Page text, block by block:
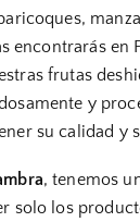
encontrarás en
frutas
y
su calidad y
, tenemos
solo los